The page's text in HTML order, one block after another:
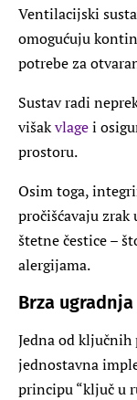
Ventilacijski
omogućuju
potrebe za
Sustav radi
višakvlagei
prostoru.
Osim toga,
pročišćavaju
štetne čestice –
alergijama.
Brza
Jedna od
jednostavna
principu “ključ u